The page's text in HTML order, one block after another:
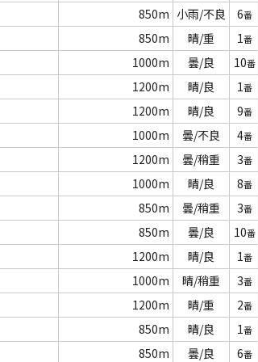
850m 小雨/不良 6番
850m 晴/重 1番
1000m 曇/良 10番
1200m 晴/良 1番
1200m 晴/良 9番
1000m 曇/不良 4番
1200m 曇/稍重 3番
1000m 晴/良 8番
850m 曇/稍重 3番
850m 曇/良 10番
1200m 晴/良 1番
1000m 晴/稍重 3番
1200m 晴/重 2番
850m 晴/良 1番
850m 曇/良 6番